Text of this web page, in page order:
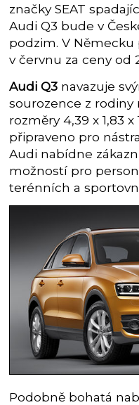
značky SEAT
Audi Q3 bude v
podzim. V Německu
v červnu za ceny od
Audi Q3 navazuje
sourozence z rodiny
rozměry 4,39 x 1,83
připraveno pro
Audi nabídne
možností pro
terénních a
Podobně bohatá